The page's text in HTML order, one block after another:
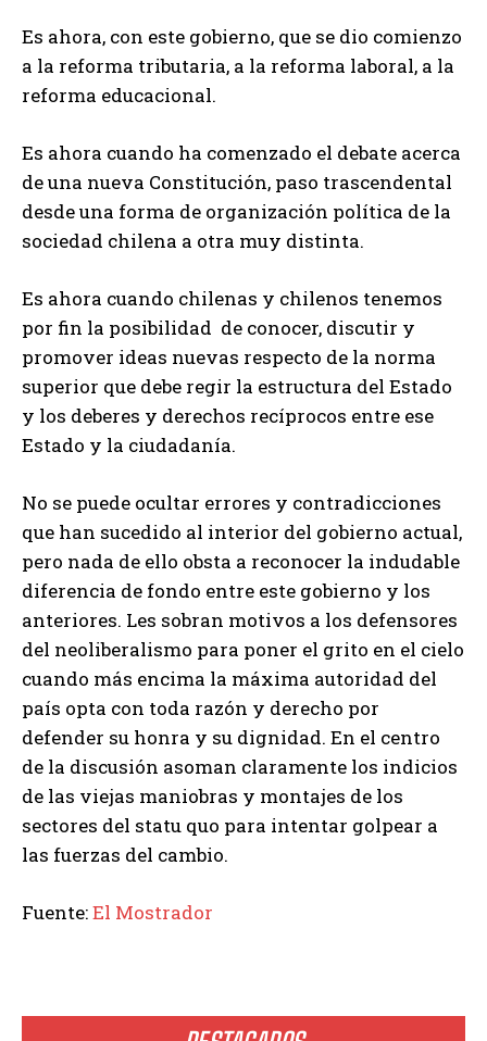
Es ahora, con este gobierno, que se dio comienzo
a la reforma tributaria, a la reforma laboral, a la
reforma educacional.
Es ahora cuando ha comenzado el debate acerca
de una nueva Constitución, paso trascendental
desde una forma de organización política de la
sociedad chilena a otra muy distinta.
Es ahora cuando chilenas y chilenos tenemos
por fin la posibilidad de conocer, discutir y
promover ideas nuevas respecto de la norma
superior que debe regir la estructura del Estado
y los deberes y derechos recíprocos entre ese
Estado y la ciudadanía.
No se puede ocultar errores y contradicciones
que han sucedido al interior del gobierno actual,
pero nada de ello obsta a reconocer la indudable
diferencia de fondo entre este gobierno y los
anteriores. Les sobran motivos a los defensores
del neoliberalismo para poner el grito en el cielo
cuando más encima la máxima autoridad del
país opta con toda razón y derecho por
defender su honra y su dignidad. En el centro
de la discusión asoman claramente los indicios
de las viejas maniobras y montajes de los
sectores del statu quo para intentar golpear a
las fuerzas del cambio.
Fuente:El Mostrador